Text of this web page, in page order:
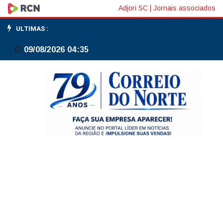
FMI
corta
projeção
Adjori SC Jornais associados
ULTIMAS :
09/08/2026 04:35